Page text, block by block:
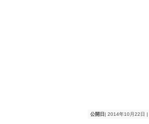
公開日 | 2014年10月22日 |